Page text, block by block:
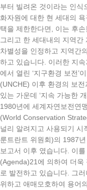
부터 빌려온 것이라는 인식
화자원에 대한 현 세대의
택을 제한한다면, 이는 후
그리고 한 세대내의 지역간
차별성을 인정하고 지역간
하고 있습니다. 이러한 지
에서 열린 ‘지구환경 보전’
(UNCHE) 이후 환경의 보
있는 가운데 ‘지속 가능한
1980년에 세계자연보전연
(World Conservation
널리 알려지고 사용되기 시
룬트란트 위원회)의 1987
보고서 이후 였습니다. 이
(Agenda)21에 의하여 더욱
로 발전하고 있습니다. 그
위하고 애매모호하여 용어